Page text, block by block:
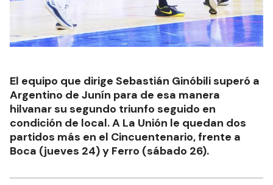
El equipo que dirige Sebastián Ginóbili superó a
Argentino de Junín para de esa manera
hilvanar su segundo triunfo seguido en
condición de local. A La Unión le quedan dos
partidos más en el Cincuentenario, frente a
Boca (jueves 24) y Ferro (sábado 26).